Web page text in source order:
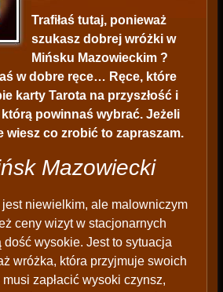
Trafiłaś tutaj, ponieważ
szukasz dobrej wróżki w
Mińsku Mazowieckim ?
w dobre ręce… Ręce, które
karty Tarota na przyszłość i
powinnaś wybrać. Jeżeli
wiesz co zrobić to zapraszam.
Mazowiecki
niewielkim, ale malowniczym
ceny wizyt w stacjonarnych
wysokie. Jest to sytuacja
wróżka, która przyjmuje swoich
zapłacić wysoki czynsz,